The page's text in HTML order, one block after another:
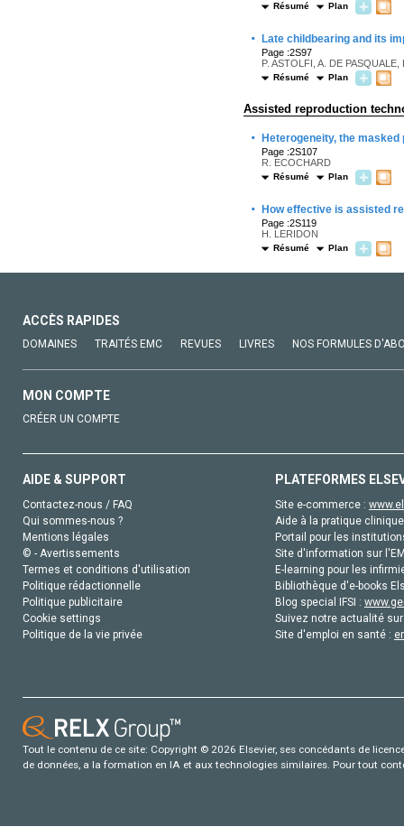
Résumé Plan
· Late childbearing and its
Page :2S97
P. ASTOLFI, A. DE PASQUALE,
Résumé Plan
Assisted reproduction
· Heterogeneity, the
Page :2S107
R. ECOCHARD
Résumé Plan
· How effective is assisted
Page :2S119
H. LERIDON
Résumé Plan
ACCÈS RAPIDES
DOMAINES TRAITÉS EMC REVUES LIVRES NOS FORMULES
MON COMPTE
CRÉER UN COMPTE
AIDE & SUPPORT
Contactez-nous / FAQ
Qui sommes-nous ?
Mentions légales
© - Avertissements
Termes et conditions d'utilisation
Politique rédactionnelle
Politique publicitaire
Cookie settings
Politique de la vie privée
PLATEFORMES
Site e-commerce :
Aide à la pratique
Portail pour les
Site d'information sur
E-learning pour les
Bibliothèque d'e-books
Blog special IFSI :
Suivez notre actualité
Site d'emploi en santé :
Tout le contenu de ce site: Copyright © 2026 Elsevier, ses concédants de
de données, a la formation en IA et aux technologies similaires. Pour tout